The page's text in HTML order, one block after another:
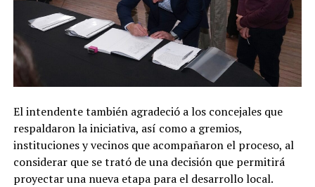
El intendente también agradeció a los concejales que
respaldaron la iniciativa, así como a gremios,
instituciones y vecinos que acompañaron el proceso, al
considerar que se trató de una decisión que permitirá
proyectar una nueva etapa para el desarrollo local.